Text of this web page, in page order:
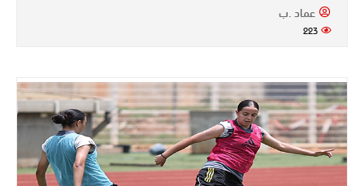
عماد .ب
223